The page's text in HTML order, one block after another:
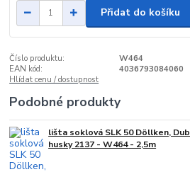
Přidat do košíku
Číslo produktu:
W464
EAN kód:
4036793084060
Hlídat cenu / dostupnost
Podobné produkty
lišta soklová SLK 50 Döllken, Dub
husky 2137 - W464 - 2,5m